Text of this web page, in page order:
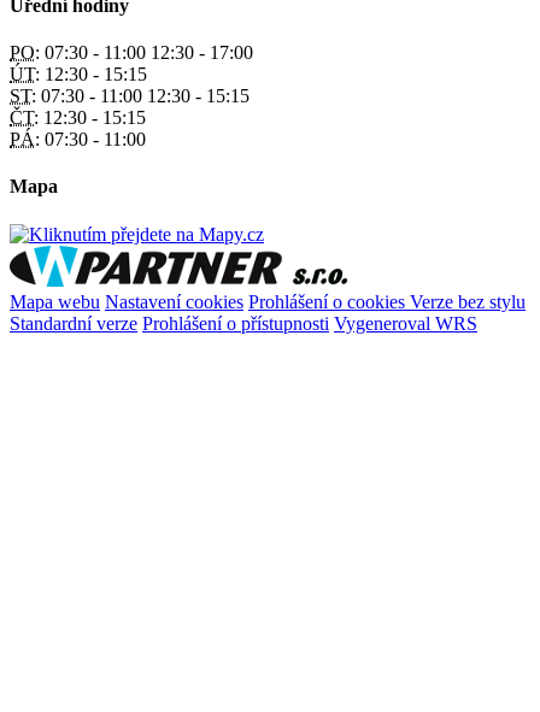
Úřední hodiny
PO: 07:30 - 11:00 12:30 - 17:00
ÚT: 12:30 - 15:15
ST: 07:30 - 11:00 12:30 - 15:15
ČT: 12:30 - 15:15
PÁ: 07:30 - 11:00
Mapa
Mapa webu Nastavení cookies Prohlášení o cookies Verze bez stylu
Standardní verze Prohlášení o přístupnosti Vygeneroval WRS